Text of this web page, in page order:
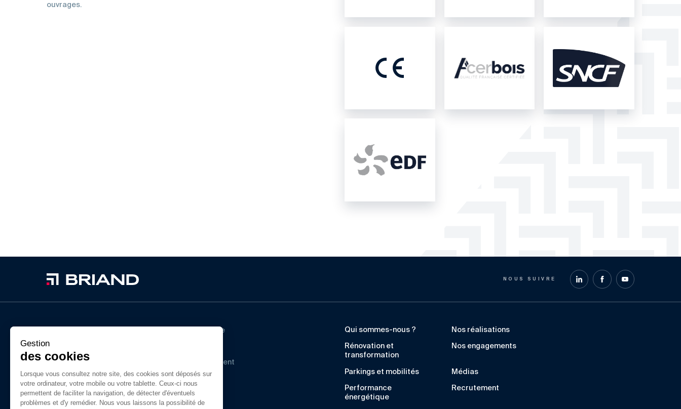
ouvrages.
NOUS SUIVRE
Au fil des années, BRIAND a acquis un savoir-faire
unique dans les métiers de la construction
métallique, du bois lamellé, de l’enveloppe du
bâtiment et du gros-œuvre. Ses filiales interviennent
dans la construction d’ouvrages simples ou
complexes en France pour tous types de projets
privé ou public.
Qui sommes-nous ? Nos réalisations
Rénovation et
transformation
Nos engagements
Parkings et mobilités Médias
Performance
énergétique
Recrutement
Gestion
des cookies
Lorsque vous consultez notre site, des cookies sont déposés sur
votre ordinateur, votre mobile ou votre tablette. Ceux-ci nous
permettent de faciliter la navigation, de détecter d'éventuels
problèmes et d'y remédier. Nous vous laissons la possibilité de